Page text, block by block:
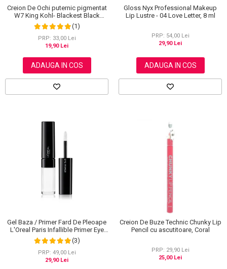
Creion De Ochi puternic pigmentat
W7 King Kohl- Blackest Black
(Negru) (1)
PRP: 33,00 Lei
19,90 Lei
ADAUGA IN COS
Gloss Nyx Professional Makeup
Lip Lustre - 04 Love Letter, 8 ml
PRP: 54,00 Lei
29,90 Lei
ADAUGA IN COS
Gel Baza / Primer Fard De Pleoape
L'Oreal Paris Infallible Primer Eye
Shadow Base 100, 3 ml
(3)
PRP: 49,00 Lei
29,90 Lei
Creion De Buze Technic Chunky Lip
Pencil cu ascutitoare, Coral
PRP: 29,90 Lei
25,00 Lei